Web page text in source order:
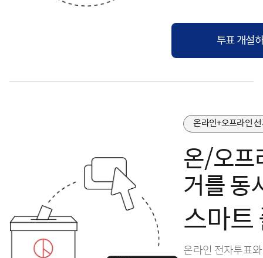
투표 개설
온라인+오프라인
온/오프
거를 동
스마트
온라인 전자투표